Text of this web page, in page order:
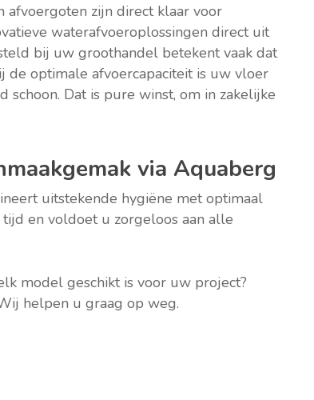
afvoergoten zijn direct klaar voor
waterafvoeroplossingen direct uit
bij uw groothandel betekent vaak dat
de optimale afvoercapaciteit is uw vloer
schoon. Dat is pure winst, om in zakelijke
via Aquaberg
uitstekende hygiëne met optimaal
en voldoet u zorgeloos aan alle
model geschikt is voor uw project?
helpen u graag op weg.